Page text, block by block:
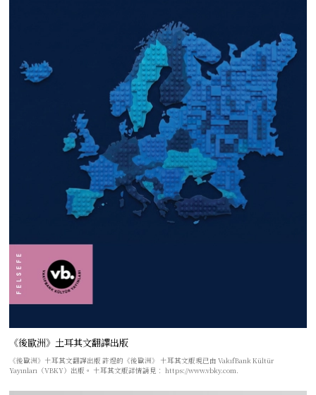
《後歐洲》土耳其文翻譯出版
《後歐洲》土耳其文翻譯出版 許煜的《後歐洲》 土耳其文版現已由 VakıfBank Kültür
Yayınları（VBKY）出版。 土耳其文版詳情請見： https://www.vbky.com.